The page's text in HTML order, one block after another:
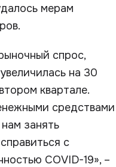
мерам
спрос,
на 30
квартале.
средствами
занять
с
COVID-19», –